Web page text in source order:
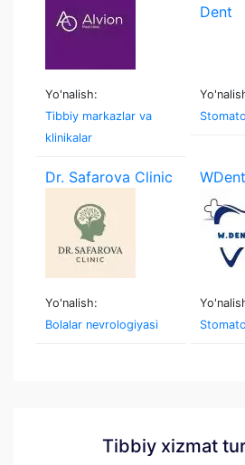
Yo'nalish:
Tibbiy markazlar va
klinikalar
Dr. Safarova Clinic
Yo'nalish:
Bolalar nevrologiyasi
Tibbiy xizmat